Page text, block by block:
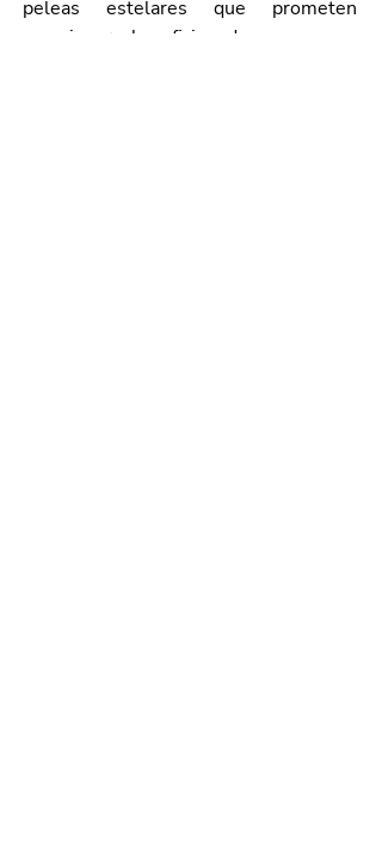
peleas estelares que prometen
emocionar a los aficionados.